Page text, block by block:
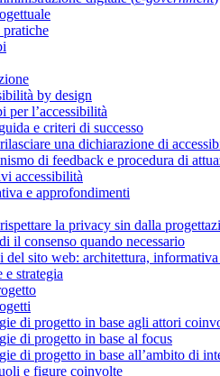
by design
per l’accessibilità
e criteri di successo
una dichiarazione di
di feedback e procedura di
accessibilità
e approfondimenti
la privacy sin dalla
il consenso quando necessario
del sito web: architettura,
strategia
di progetto in base agli attori
di progetto in base al focus
di progetto in base all’ambito di
e figure coinvolte